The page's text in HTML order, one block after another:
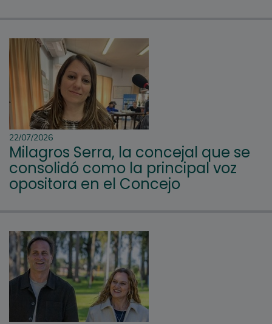
22/07/2026
Milagros Serra, la concejal que se
consolidó como la principal voz
opositora en el Concejo